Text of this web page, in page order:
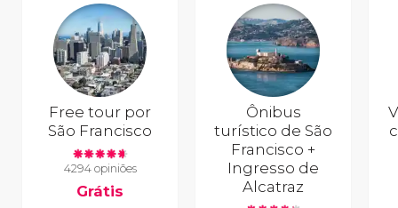
Free tour por
São Francisco
4294 opiniões
Grátis
Ônibus
turístico de São
Francisco +
Ingresso de
Alcatraz